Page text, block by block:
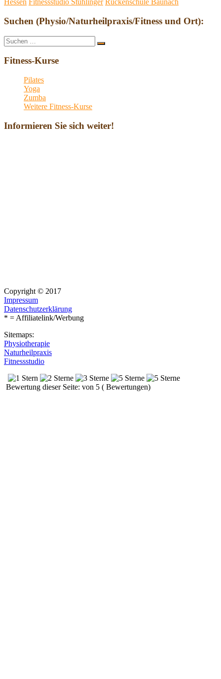
Hessen Fitnessstudio Stühlinger Rückenschule Baunach
Suchen (Physio/Naturheilpraxis/Fitness und Ort):
Suche
nach:
Suchen
Fitness-Kurse
Pilates
Yoga
Zumba
Weitere Fitness-Kurse
Informieren Sie sich weiter!
Copyright © 2017
Impressum
Datenschutzerklärung
* = Affiliatelink/Werbung
Sitemaps:
Physiotherapie
Naturheilpraxis
Fitnessstudio
Bewertung dieser Seite: von 5 ( Bewertungen)